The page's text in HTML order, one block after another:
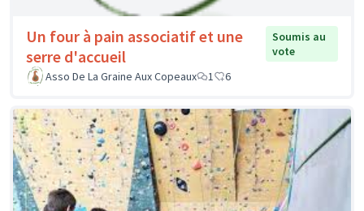
Un four à pain associatif et une
serre d'accueil
Soumis au
vote
Asso De La Graine Aux Copeaux
1 6